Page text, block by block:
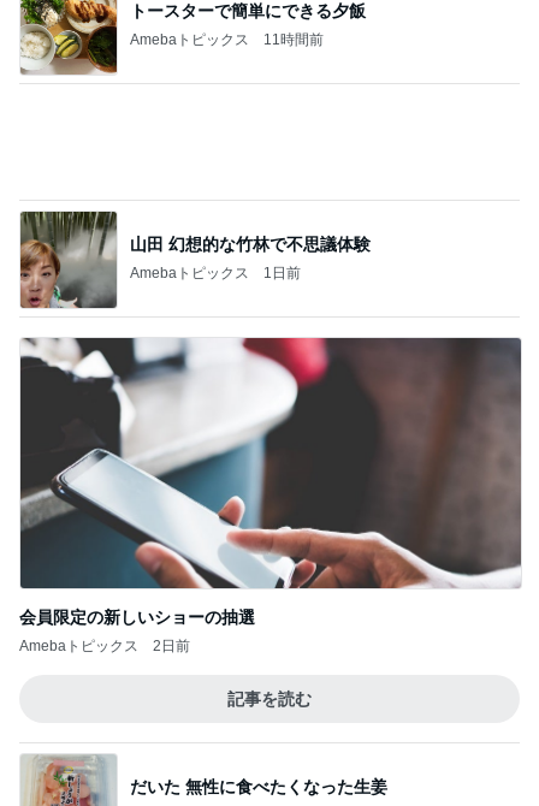
山田 幻想的な竹林で不思議体験
Amebaトピックス 1日前
会員限定の新しいショーの抽選
Amebaトピックス
だいた 無性に食べたくなった生姜
Amebaトピックス 23時間前
Amebaトピックス 1日前
思ったより高くついたエアコン代